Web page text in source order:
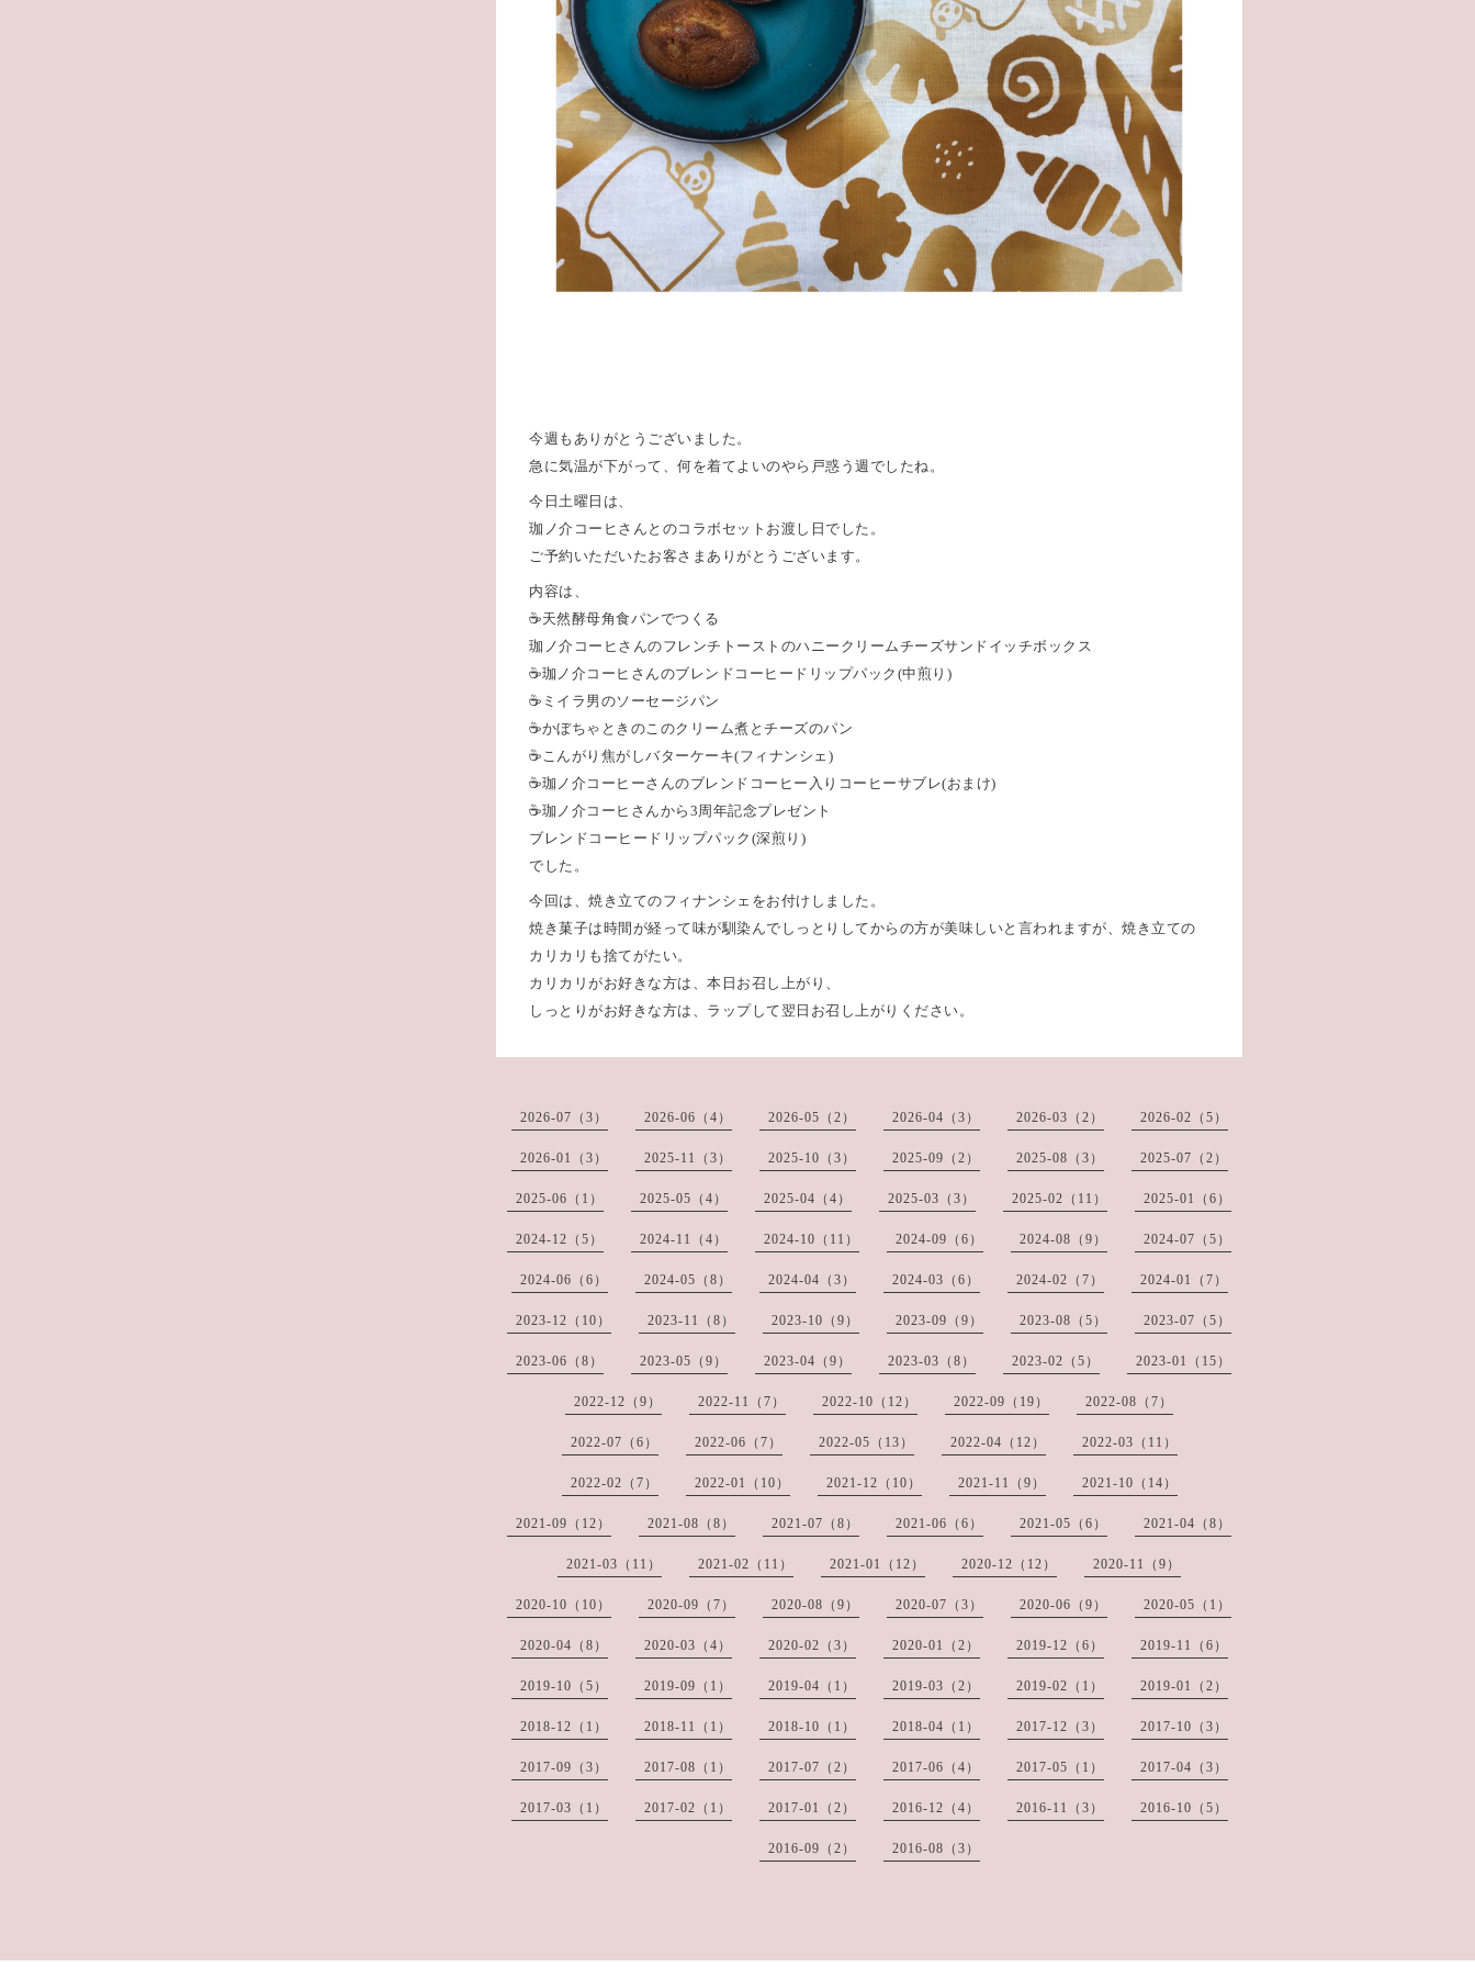
今週もありがとうございました。
急に気温が下がって、何を着てよいのやら戸惑う週でしたね。
今日土曜日は、
珈ノ介コーヒさんとのコラボセットお渡し日でした。
ご予約いただいたお客さまありがとうございます。
内容は、
☕️天然酵母角食パンでつくる
珈ノ介コーヒさんのフレンチトーストのハニークリームチーズサンドイッチボックス
☕️珈ノ介コーヒさんのブレンドコーヒードリップパック(中煎り)
☕️ミイラ男のソーセージパン
☕️かぼちゃときのこのクリーム煮とチーズのパン
☕️こんがり焦がしバターケーキ(フィナンシェ)
☕️珈ノ介コーヒーさんのブレンドコーヒー入りコーヒーサブレ(おまけ)
☕️珈ノ介コーヒさんから3周年記念プレゼント
ブレンドコーヒードリップパック(深煎り)
でした。
今回は、焼き立てのフィナンシェをお付けしました。
焼き菓子は時間が経って味が馴染んでしっとりしてからの方が美味しいと言われますが、焼き立ての
カリカリも捨てがたい。
カリカリがお好きな方は、本日お召し上がり、
しっとりがお好きな方は、ラップして翌日お召し上がりください。
2026-07（3） 2026-06（4） 2026-05（2） 2026-04（3） 2026-03（2） 2026-02（5）
2026-01（3） 2025-11（3） 2025-10（3） 2025-09（2） 2025-08（3） 2025-07（2）
2025-06（1） 2025-05（4） 2025-04（4） 2025-03（3） 2025-02（11） 2025-01（6）
2024-12（5） 2024-11（4） 2024-10（11） 2024-09（6） 2024-08（9） 2024-07（5）
2024-06（6） 2024-05（8） 2024-04（3） 2024-03（6） 2024-02（7） 2024-01（7）
2023-12（10） 2023-11（8） 2023-10（9） 2023-09（9） 2023-08（5） 2023-07（5）
2023-06（8） 2023-05（9） 2023-04（9） 2023-03（8） 2023-02（5） 2023-01（15）
2022-12（9） 2022-11（7） 2022-10（12） 2022-09（19） 2022-08（7）
2022-07（6） 2022-06（7） 2022-05（13） 2022-04（12） 2022-03（11）
2022-02（7） 2022-01（10） 2021-12（10） 2021-11（9） 2021-10（14）
2021-09（12） 2021-08（8） 2021-07（8） 2021-06（6） 2021-05（6） 2021-04（8）
2021-03（11） 2021-02（11） 2021-01（12） 2020-12（12） 2020-11（9）
2020-10（10） 2020-09（7） 2020-08（9） 2020-07（3） 2020-06（9） 2020-05（1）
2020-04（8） 2020-03（4） 2020-02（3） 2020-01（2） 2019-12（6） 2019-11（6）
2019-10（5） 2019-09（1） 2019-04（1） 2019-03（2） 2019-02（1） 2019-01（2）
2018-12（1） 2018-11（1） 2018-10（1） 2018-04（1） 2017-12（3） 2017-10（3）
2017-09（3） 2017-08（1） 2017-07（2） 2017-06（4） 2017-05（1） 2017-04（3）
2017-03（1） 2017-02（1） 2017-01（2） 2016-12（4） 2016-11（3） 2016-10（5）
2016-09（2） 2016-08（3）